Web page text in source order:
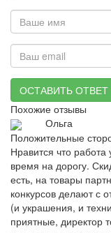
ОСТАВИТЬ ОТВЕТ
Похожие отзывы
Ольга
Положительные
Нравится что
время на дорогу.
есть, на товары
конкурсов делают с
(и украшения, и
приятные, директор